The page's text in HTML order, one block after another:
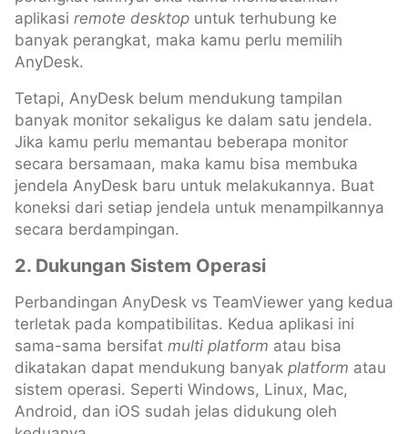
aplikasi remote desktop untuk terhubung ke
banyak perangkat, maka kamu perlu memilih
AnyDesk.
Tetapi, AnyDesk belum mendukung tampilan
banyak monitor sekaligus ke dalam satu jendela.
Jika kamu perlu memantau beberapa monitor
secara bersamaan, maka kamu bisa membuka
jendela AnyDesk baru untuk melakukannya. Buat
koneksi dari setiap jendela untuk menampilkannya
secara berdampingan.
2. Dukungan Sistem Operasi
Perbandingan AnyDesk vs TeamViewer yang kedua
terletak pada kompatibilitas. Kedua aplikasi ini
sama-sama bersifat multi platform atau bisa
dikatakan dapat mendukung banyak platform atau
sistem operasi. Seperti Windows, Linux, Mac,
Android, dan iOS sudah jelas didukung oleh